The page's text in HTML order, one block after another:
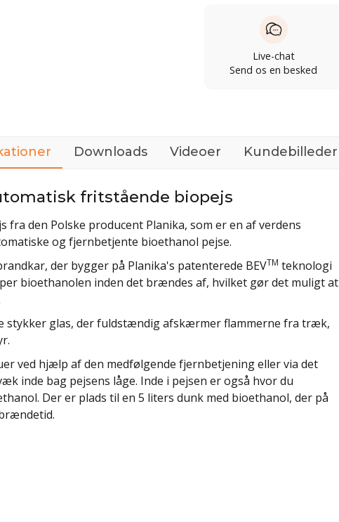
Live-chat
Send os en besked
Downloads Videoer Kundebilleder
fritstående biopejs
den Polske producent Planika, som er en af verdens
og fjernbetjente bioethanol pejse.
der bygger på Planika's patenterede BEVTM teknologi
bioethanolen inden det brændes af, hvilket gør det muligt at
stykker glas, der fuldstændig afskærmer flammerne fra træk,
ved hjælp af den medfølgende fjernbetjening eller via det
inde bag pejsens låge. Inde i pejsen er også hvor du
Der er plads til en 5 liters dunk med bioethanol, der på